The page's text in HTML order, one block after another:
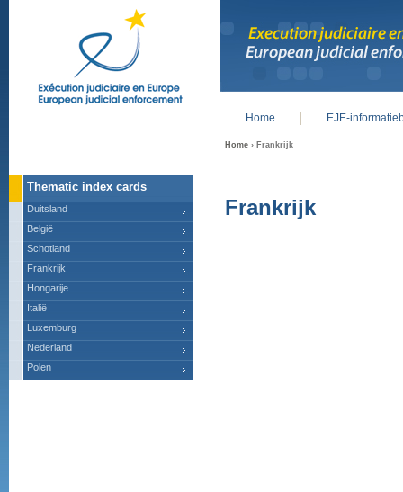
Home › Frankrijk
Frankrijk
Home EJE-
Thematic index cards
Duitsland
België
Schotland
Frankrijk
Hongarije
Italië
Luxemburg
Nederland
Polen